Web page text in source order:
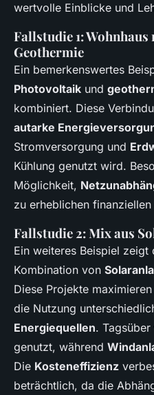
wertvolle Einblicke und
Fallstudie 1:
Geothermie
Ein bemerkenswertes
Photovoltaik und
kombiniert. Diese
autarke
Stromversorgung und
Kühlung genutzt wird.
Möglichkeit,
zu erheblichen
Fallstudie 2: Mix aus
Ein weiteres Beispiel
Kombination von
Diese Projekte
die Nutzung
Energiequellen.
genutzt, während
Die Kosteneffizienz
beträchtlich, da die